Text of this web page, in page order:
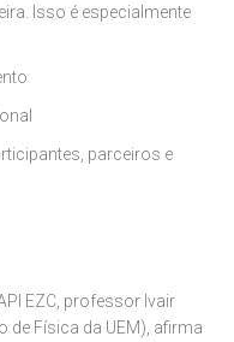
Isso é especialmente
parceiros e
EZC, professor Ivair
Física da UEM), afirma